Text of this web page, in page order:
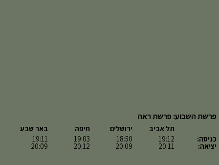
פרשת השבוע: פרשת ראה
כניסה:
יציאה:
תל אביב
19:12
20:11
ירושלים
18:50
20:09
חיפה
19:03
20:12
באר שבע
19:11
20:09